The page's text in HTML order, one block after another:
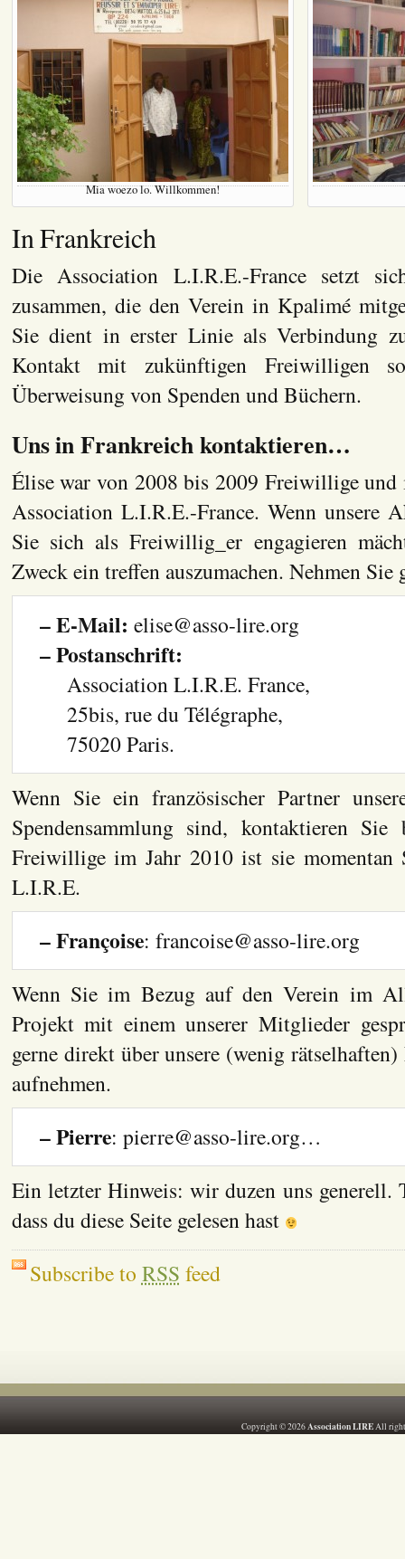
Mia woezo lo. Willkommen!
In Frankreich
Die Association L.I.R.E.-France setzt
zusammen, die den Verein in Kpalimé
Sie dient in erster Linie als Verbindung
Kontakt mit zukünftigen Freiwilligen
Überweisung von Spenden und Büchern.
Uns in Frankreich kontaktieren…
Élise war von 2008 bis 2009 Freiwillige
Association L.I.R.E.-France. Wenn unsere
Sie sich als Freiwillig_er engagieren
Zweck ein treffen auszumachen. Nehmen
– E-Mail: elise@asso-lire.org
– Postanschrift:
Association L.I.R.E. France,
25bis, rue du Télégraphe,
75020 Paris.
Wenn Sie ein französischer Partner
Spendensammlung sind, kontaktieren
Freiwillige im Jahr 2010 ist sie momentan
L.I.R.E.
– Françoise: francoise@asso-lire.org
Wenn Sie im Bezug auf den Verein im
Projekt mit einem unserer Mitglieder
gerne direkt über unsere (wenig
aufnehmen.
– Pierre: pierre@asso-lire.org…
Ein letzter Hinweis: wir duzen uns generell.
dass du diese Seite gelesen hast
Subscribe to RSS feed
Copyright © 2026Association LIREAll